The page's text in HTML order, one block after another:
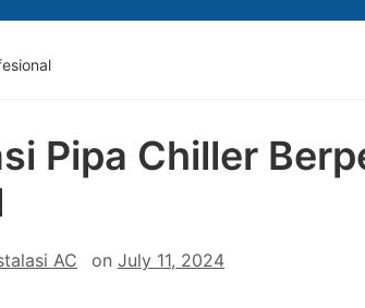
Pipa Chiller
AC on July 11, 2024